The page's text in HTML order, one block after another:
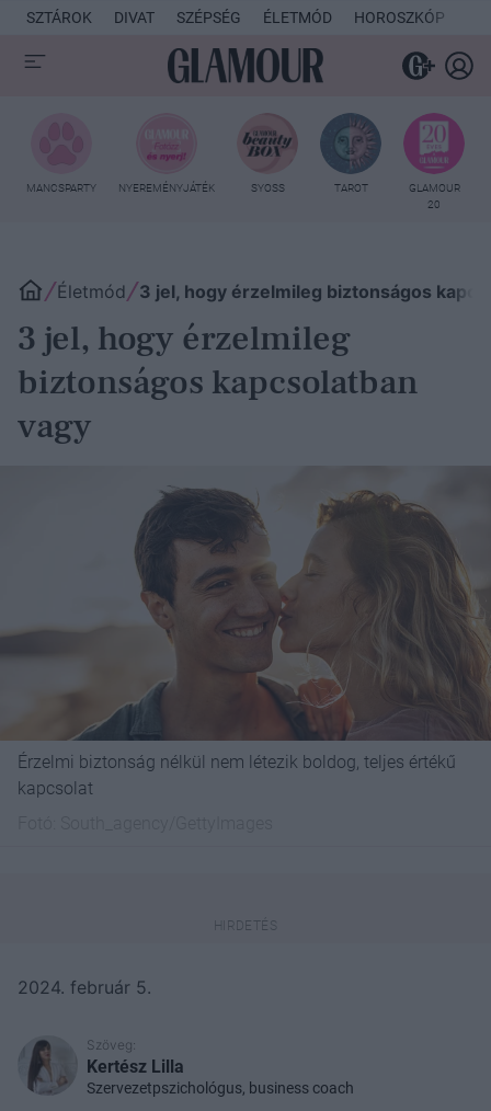
SZTÁROK DIVAT SZÉPSÉG ÉLETMÓD HOROSZKÓP
MANCSPARTY NYEREMÉNYJÁTÉK SYOSS TAROT
GLAMOUR
20
Életmód 3 jel, hogy érzelmileg biztonságos
3 jel, hogy érzelmileg
biztonságos kapcsolatban
vagy
Érzelmi biztonság nélkül nem létezik boldog, teljes értékű
kapcsolat
2024. február 5.
Szöveg:
Kertész Lilla
Szervezetpszichológus, business coach